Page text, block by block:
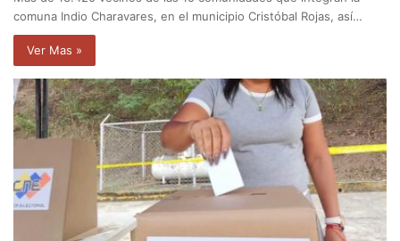
comuna Indio Charavares, en el municipio Cristóbal Rojas, así…
Ver Mas »